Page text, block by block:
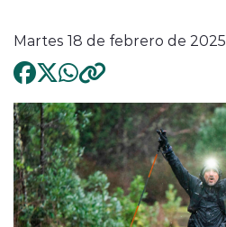
Martes 18 de febrero de 2025